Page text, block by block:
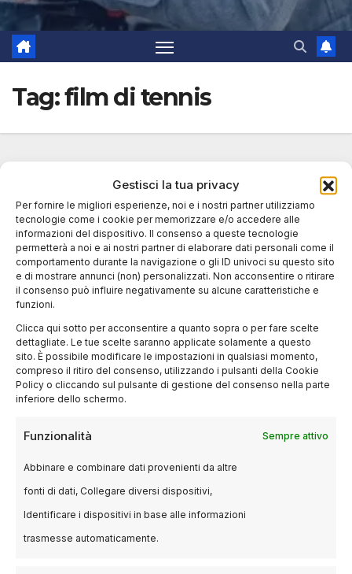
Gestisci la tua privacy
Per fornire le migliori esperienze, noi e i nostri partner utilizziamo
tecnologie come i cookie per memorizzare e/o accedere alle
informazioni del dispositivo. Il consenso a queste tecnologie
permetterà a noi e ai nostri partner di elaborare dati personali come il
comportamento durante la navigazione o gli ID univoci su questo sito
e di mostrare annunci (non) personalizzati. Non acconsentire o ritirare
il consenso può influire negativamente su alcune caratteristiche e
funzioni.
Clicca qui sotto per acconsentire a quanto sopra o per fare scelte
dettagliate. Le tue scelte saranno applicate solamente a questo
sito. È possibile modificare le impostazioni in qualsiasi momento,
compreso il ritiro del consenso, utilizzando i pulsanti della Cookie
Policy o cliccando sul pulsante di gestione del consenso nella parte
inferiore dello schermo.
Funzionalità Sempre attivo
Abbinare e combinare dati provenienti da altre
fonti di dati, Collegare diversi dispositivi,
Identificare i dispositivi in base alle informazioni
trasmesse automaticamente.
Tag:film di tennis
nominare ‘Challengers’ agli Oscar
2025
19 DICEMBRE 2024 LUCA TALOTTA
Un film che rappresenta una categoria in via di